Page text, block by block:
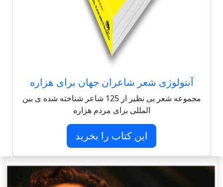
آنتولوژی شعر شاعران جهان برای هزاره
مجموعه شعر بی نظیر از 125 شاعر شناخته شده ی بین
المللی برای مردم هزاره
این کتاب را بخرید